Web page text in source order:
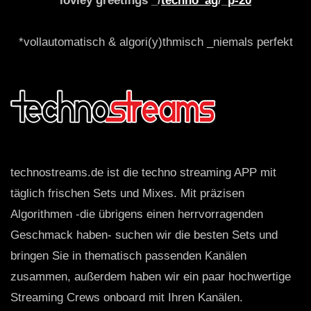
*vollautomatisch & algori(y)thmisch _niemals perfekt
technostreams.de ist die techno streaming APP mit
täglich frischen Sets und Mixes. Mit präzisen
Algorithmen -die übrigens einen herrvorragenden
Geschmack haben- suchen wir die besten Sets und
bringen Sie in thematisch passenden Kanälen
zusammen, außerdem haben wir ein paar hochwertige
Streaming Crews onboard mit Ihren Kanälen.